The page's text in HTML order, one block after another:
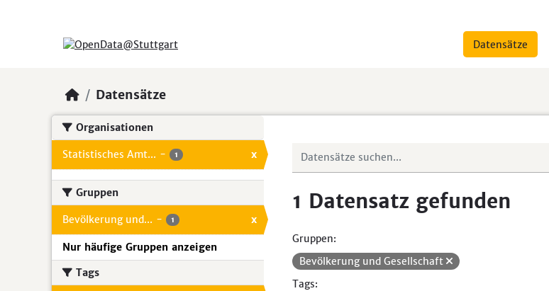
Datensätze
Datensätze
Organisationen
Statistisches Amt... - 1 x
Gruppen
Bevölkerung und... - 1 x
Nur häufige Gruppen anzeigen
Tags
1 Datensatz gefunden
Gruppen:
Bevölkerung und Gesellschaft
Tags: